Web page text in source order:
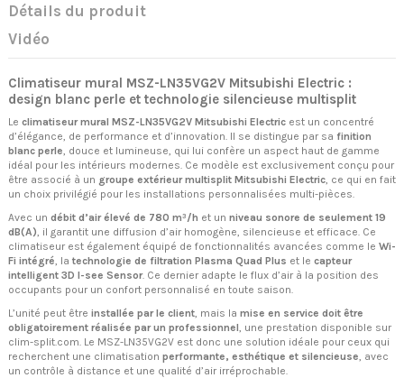
Détails du produit
Vidéo
Climatiseur mural MSZ-LN35VG2V Mitsubishi Electric :
design blanc perle et technologie silencieuse multisplit
Le climatiseur mural MSZ-LN35VG2V Mitsubishi Electric est un concentré
d’élégance, de performance et d’innovation. Il se distingue par sa finition
blanc perle, douce et lumineuse, qui lui confère un aspect haut de gamme
idéal pour les intérieurs modernes. Ce modèle est exclusivement conçu pour
être associé à un groupe extérieur multisplit Mitsubishi Electric, ce qui en fait
un choix privilégié pour les installations personnalisées multi-pièces.
Avec un débit d’air élevé de 780 m³/h et un niveau sonore de seulement 19
dB(A), il garantit une diffusion d’air homogène, silencieuse et efficace. Ce
climatiseur est également équipé de fonctionnalités avancées comme le Wi-
Fi intégré, la technologie de filtration Plasma Quad Plus et le capteur
intelligent 3D I-see Sensor. Ce dernier adapte le flux d’air à la position des
occupants pour un confort personnalisé en toute saison.
L’unité peut être installée par le client , mais la mise en service doit être
obligatoirement réalisée par un professionnel , une prestation disponible sur
clim-split.com. Le MSZ-LN35VG2V est donc une solution idéale pour ceux qui
recherchent une climatisation performante, esthétique et silencieuse , avec
un contrôle à distance et une qualité d’air irréprochable.